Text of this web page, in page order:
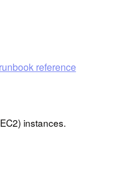
reference
instances.